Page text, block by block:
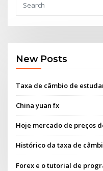
New Posts
Taxa de câmbio de
China yuan fx
Hoje mercado de preços
Histórico da taxa de
Forex e o tutorial de